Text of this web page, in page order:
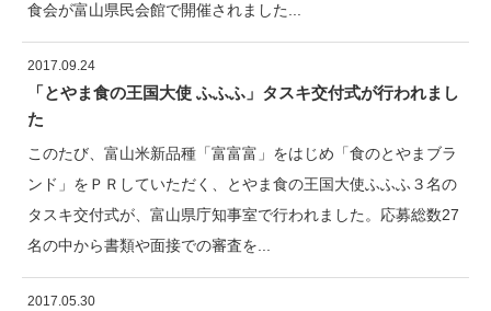
食会が富山県民会館で開催されました...
2017.09.24
「とやま食の王国大使 ふふふ」タスキ交付式が行われまし
た
このたび、富山米新品種「富富富」をはじめ「食のとやまブラ
ンド」をＰＲしていただく、とやま食の王国大使ふふふ３名の
タスキ交付式が、富山県庁知事室で行われました。応募総数27
名の中から書類や面接での審査を...
2017.05.30